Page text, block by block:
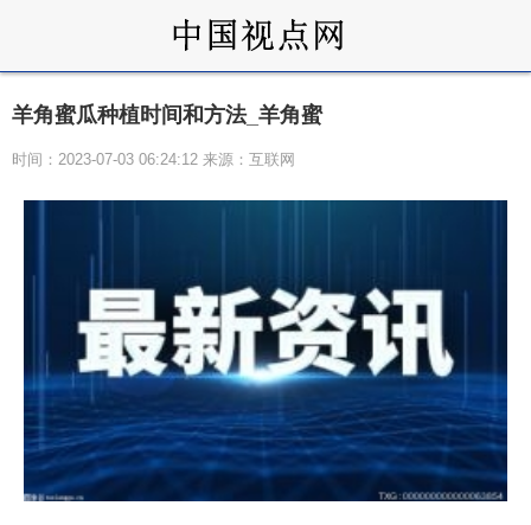
羊角蜜瓜种植时间和方法_羊角蜜
时间：2023-07-03 06:24:12 来源：互联网